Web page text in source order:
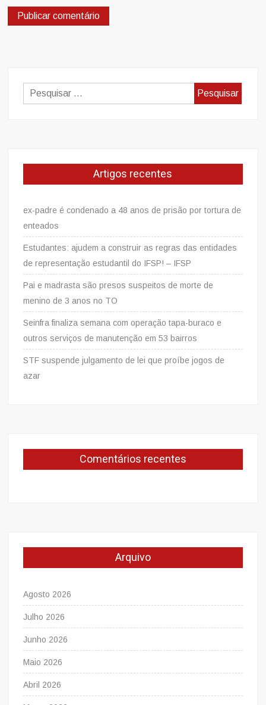
Pesquisar
por:
Artigos recentes
ex-padre é condenado a 48 anos de prisão por tortura de
enteados
Estudantes: ajudem a construir as regras das entidades
de representação estudantil do IFSP! – IFSP
Pai e madrasta são presos suspeitos de morte de
menino de 3 anos no TO
Seinfra finaliza semana com operação tapa-buraco e
outros serviços de manutenção em 53 bairros
STF suspende julgamento de lei que proíbe jogos de
azar
Comentários recentes
Arquivo
Agosto 2026
Julho 2026
Junho 2026
Maio 2026
Abril 2026